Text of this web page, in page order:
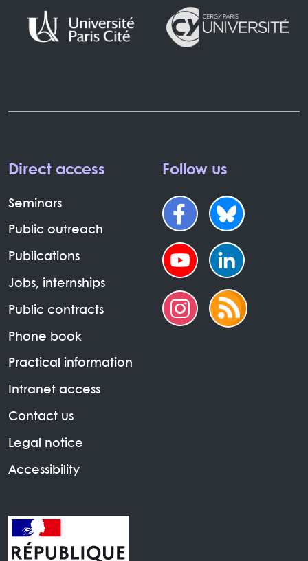
Direct access
Seminars
Public outreach
Publications
Jobs, internships
Public contracts
Phone book
Practical information
Intranet access
Contact us
Legal notice
Accessibility
Follow us